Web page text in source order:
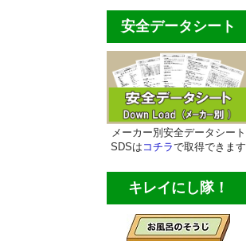
ほうき・ちりとり
スコッチタワシ
エアコン洗浄用品
安全データシート
メーカー別安全データシート
SDSは コチラで取得できます
キレイにし隊！